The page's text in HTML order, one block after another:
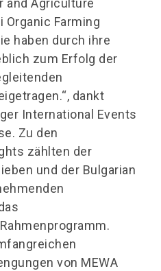
and Agriculture
Organic Farming
haben durch ihre
zum Erfolg der
dankt
International Events
Zu den
zählten der
und der Bulgarian
von MEWA